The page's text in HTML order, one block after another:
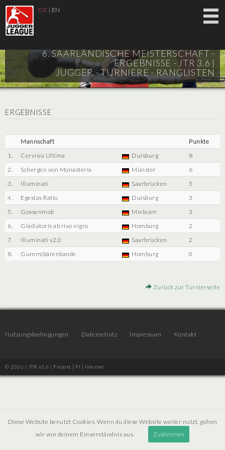
DE | EN
6. SAARLÄNDISCHE MEISTERSCHAFT -
ERGEBNISSE - JTR 3.6 |
JUGGER - TURNIERE - RANGLISTEN
ERGEBNISSE
Mannschaft
Punkte
1.
Cervisia Ultima Duisburg
8
2.
Schergen von Monasteria Münster
6
3.
Illuminati Saarbrücken
5
4.
Egestas Ratio Duisburg
3
5.
Gossenmob Mixteam
3
6.
Gladiatoris ab rivo nigro Homburg
2
7.
Illuminati v2.0 Saarbrücken
2
8.
Gummibärenbande Homburg 0
Zurück zur Turnierseite
Nutzungsbedingungen Datenschutz Impressum Kontakt
© 2026 | JTR v3.6 | Projekt [ PI ] Internet
Diese Website benutzt Cookies. Wenn du diese Website weiter nutzt, gehen
wir von deinem Einverständnis aus.
Zustimmen